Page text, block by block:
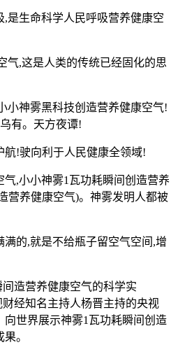
是生命科学人民呼吸营养健康空
气,这是人类的传统已经固化的思
小神雾黑科技创造营养健康空气!
有。天方夜谭!
航!驶向利于人民健康全领域!
,小小神雾1瓦功耗瞬间创造营养
营养健康空气)。神雾发明人都被
的,就是不给瓶子留空气空间,增
造营养健康空气的科学实
财经知名主持人杨晋主持的央视
向世界展示神雾1瓦功耗瞬间创造
。